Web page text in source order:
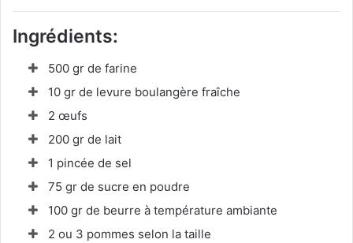
Ingrédients:
500 gr de farine
10 gr de levure boulangère fraîche
2 œufs
200 gr de lait
1 pincée de sel
75 gr de sucre en poudre
100 gr de beurre à température ambiante
2 ou 3 pommes selon la taille